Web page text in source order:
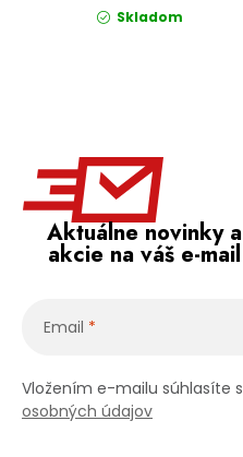
Skladom
Aktuálne novinky a
akcie na váš e-mail
Email
Vložením e-mailu súhlasíte s
osobných údajov